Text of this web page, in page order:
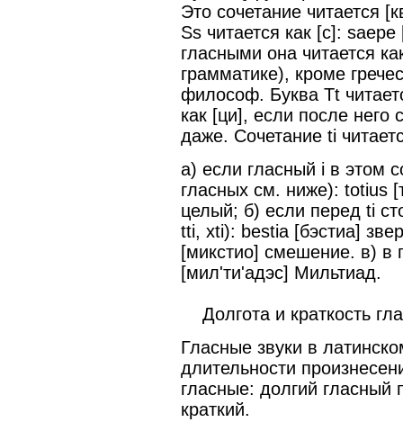
Это сочетание читается
Ss читается как [с]:
гласными она читается
грамматике), кроме
философ. Буква Tt
как [ци], если после него
даже. Сочетание ti
а) если гласный i в этом
гласных см. ниже): totius
целый; б) если перед ti
tti, xti): bestia [бэстиа]
[микстио] смешение. в) в
[мил'ти'адэс] Мильтиад.
Долгота и краткость
Гласные звуки в
длительности
гласные: долгий
краткий.